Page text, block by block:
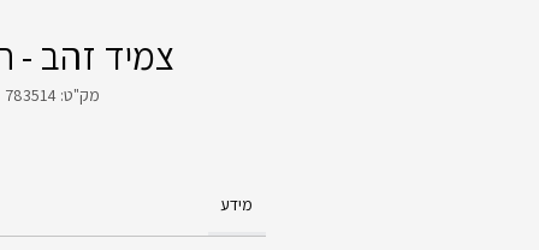
צמיד זהב -
מק"ט: 783514
מידע